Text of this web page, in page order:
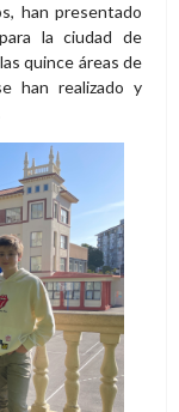
han presentado
la ciudad de
quince áreas de
han realizado y